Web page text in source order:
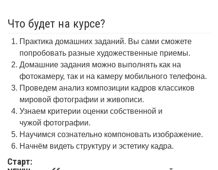
Что будет на курсе?
Практика домашних заданий. Вы сами сможете
попробовать разные художественные приемы.
Домашние задания можно выполнять как на
фотокамеру, так и на камеру мобильного телефона.
Проведем анализ композиции кадров классиков
мировой фотографии и живописи.
Узнаем критерии оценки собственной и
чужой фотографии.
Научимся сознательно компоновать изображение.
Начнём видеть структуру и эстетику кадра.
Старт: